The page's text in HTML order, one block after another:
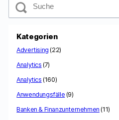
Kategorien
Advertising (22)
Analytics (7)
Analytics (160)
Anwendungsfälle (9)
Banken & Finanzunternehmen (11)